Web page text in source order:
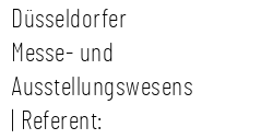
Düsseldorfer
Messe- und
Ausstellungswesens
| Referent: